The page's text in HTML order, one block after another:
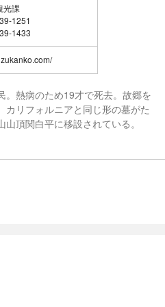
光課
1251
1433
。熱病のため19才で死去。故郷を
カリフォルニアと同じ形の墓がた
頂関白平に移設されている。